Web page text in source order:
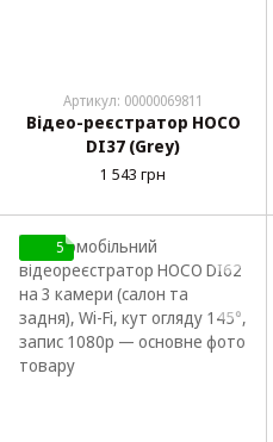
Артикул: 00000069811
Відео-реєстратор HOCO
DI37 (Grey)
1 543 грн
5